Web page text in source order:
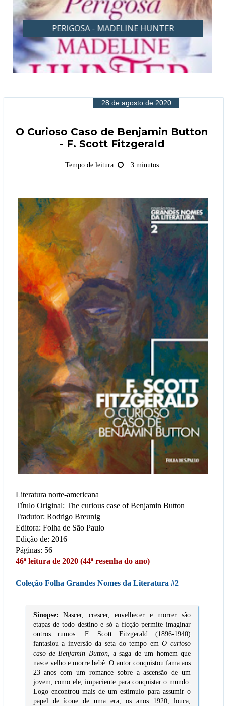
PERIGOSA - MADELINE HUNTER
28 de agosto de 2020
O Curioso Caso de Benjamin Button
- F. Scott Fitzgerald
Tempo de leitura: 3 minutos
Literatura norte-americana
Título Original: The curious case of Benjamin Button
Tradutor: Rodrigo Breunig
Editora: Folha de São Paulo
Edição de: 2016
Páginas: 56
46ª leitura de 2020 (44ª resenha do ano)
Coleção Folha Grandes Nomes da Literatura #2
Sinopse: Nascer, crescer, envelhecer e morrer são
etapas de todo destino e só a ficção permite imaginar
outros rumos. F. Scott Fitzgerald (1896-1940)
fantasiou a inversão da seta do tempo emO curioso
caso de Benjamin Button, a saga de um homem que
nasce velho e morre bebê. O autor conquistou fama aos
23 anos com um romance sobre a ascensão de um
jovem, como ele, impaciente para conquistar o mundo.
Logo encontrou mais de um estímulo para assumir o
papel de ícone de uma era, os anos 1920, louca,